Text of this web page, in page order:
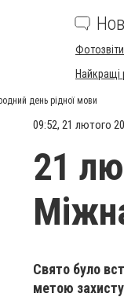
Фотозвіти
Найкращі
день рідної мови
09:52, 21 лютого
21
Свято було
метою захисту